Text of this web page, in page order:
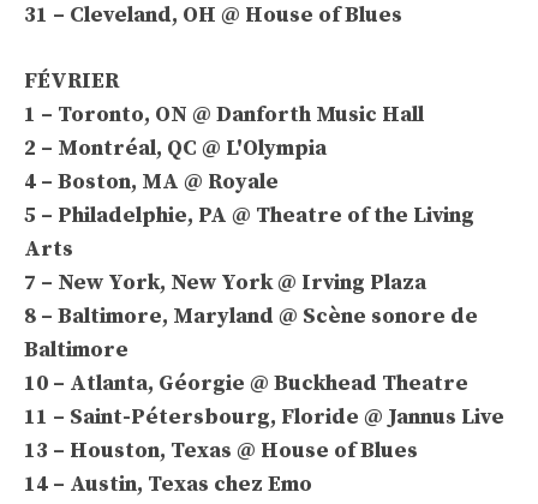
31 – Cleveland, OH @ House of Blues
FÉVRIER
1 – Toronto, ON @ Danforth Music Hall
2 – Montréal, QC @ L'Olympia
4 – Boston, MA @ Royale
5 – Philadelphie, PA @ Theatre of the Living
Arts
7 – New York, New York @ Irving Plaza
8 – Baltimore, Maryland @ Scène sonore de
Baltimore
10 – Atlanta, Géorgie @ Buckhead Theatre
11 – Saint-Pétersbourg, Floride @ Jannus Live
13 – Houston, Texas @ House of Blues
14 – Austin, Texas chez Emo